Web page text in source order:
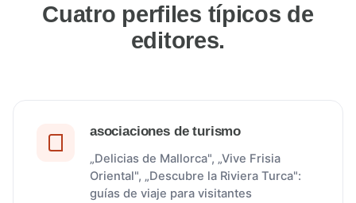
Cuatro perfiles típicos de
editores.
asociaciones de turismo
„Delicias de Mallorca", „Vive Frisia
Oriental", „Descubre la Riviera Turca":
guías de viaje para visitantes